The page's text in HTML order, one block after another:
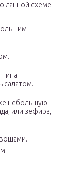
данной схеме
салатом.
небольшую
или зефира,